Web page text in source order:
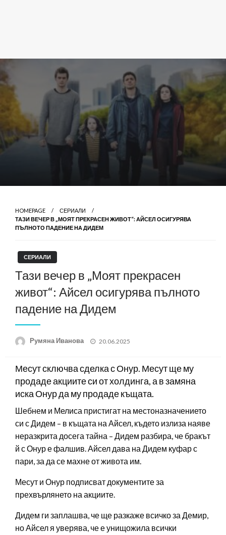
HOMEPAGE
СЕРИАЛИ
ТАЗИ ВЕЧЕР В „МОЯТ ПРЕКРАСЕН ЖИВОТ“: АЙСЕЛ ОСИГУРЯВА
ПЪЛНОТО ПАДЕНИЕ НА ДИДЕМ
СЕРИАЛИ
Тази вечер в „Моят прекрасен
живот“: Айсел осигурява пълното
падение на Дидем
Румяна Иванова
Posted
20.06.2025
Месут сключва сделка с Онур. Месут ще му
продаде акциите си от холдинга, а в замяна
иска Онур да му продаде къщата.
Шебнем и Мелиса пристигат на местоназначението
си с Дидем – в къщата на Айсел, където излиза наяве
неразкрита досега тайна – Дидем разбира, че бракът
й с Онур е фалшив. Айсел дава на Дидем куфар с
пари, за да се махне от живота им.
Месут и Онур подписват документите за
прехвърлянето на акциите.
Дидем ги заплашва, че ще разкаже всичко за Демир,
но Айсел я уверява, че е унищожила всички